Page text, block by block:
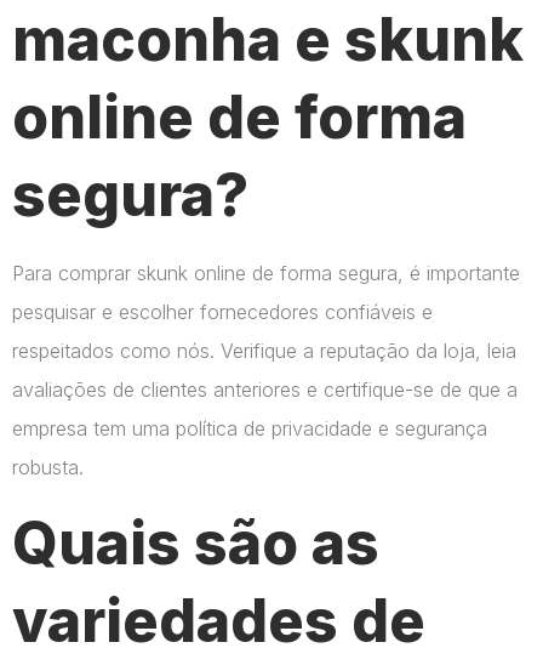
maconha e skunk
online de forma
segura?
Para comprar skunk online de forma segura, é importante
pesquisar e escolher fornecedores confiáveis e
respeitados como nós. Verifique a reputação da loja, leia
avaliações de clientes anteriores e certifique-se de que a
empresa tem uma política de privacidade e segurança
robusta.
Quais são as
variedades de